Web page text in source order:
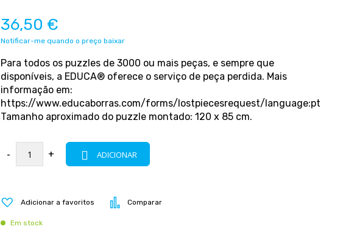
36,50 €
Notificar-me quando o preço baixar
Para todos os puzzles de 3000 ou mais peças, e sempre que
disponíveis, a EDUCA® oferece o serviço de peça perdida. Mais
informação em:
https://www.educaborras.com/forms/lostpiecesrequest/language:pt
Tamanho aproximado do puzzle montado: 120 x 85 cm.
- + ADICIONAR
Adicionar a favoritos Comparar
Em stock